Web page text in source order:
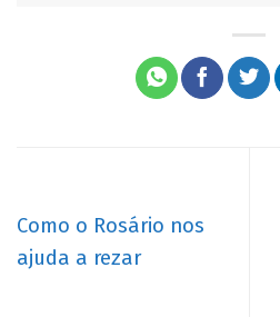
Como o Rosário nos
ajuda a rezar